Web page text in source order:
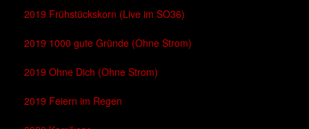
2019 Frühstückskorn (Live im SO36)
2019 1000 gute Gründe (Ohne Strom)
2019 Ohne Dich (Ohne Strom)
2019 Feiern im Regen